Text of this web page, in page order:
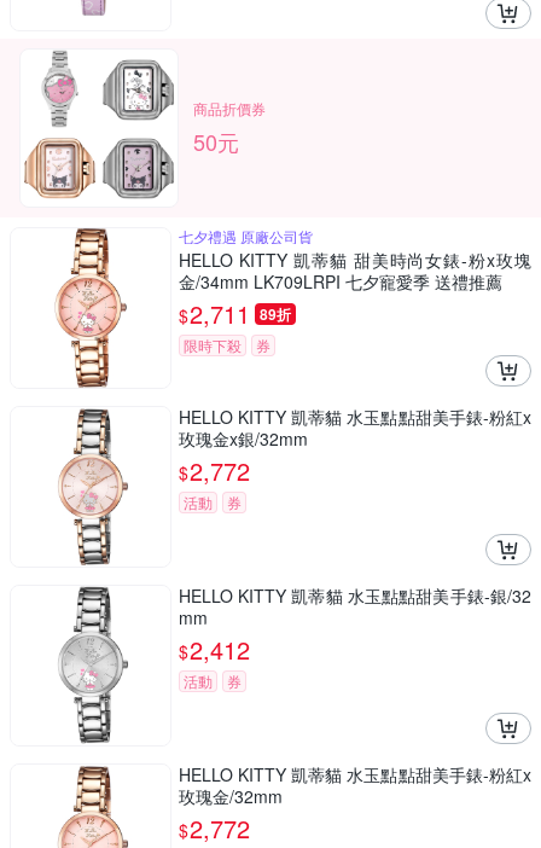
商品折價券
50元
七夕禮遇 原廠公司貨
HELLO KITTY 凱蒂貓 甜美時尚女錶-粉x玫塊
金/34mm LK709LRPI 七夕寵愛季 送禮推薦
$2,711 89折
限時下殺 券
HELLO KITTY 凱蒂貓 水玉點點甜美手錶-粉紅x
玫瑰金x銀/32mm
$2,772
活動 券
HELLO KITTY 凱蒂貓 水玉點點甜美手錶-銀/32
mm
$2,412
活動 券
HELLO KITTY 凱蒂貓 水玉點點甜美手錶-粉紅x
玫瑰金/32mm
$2,772